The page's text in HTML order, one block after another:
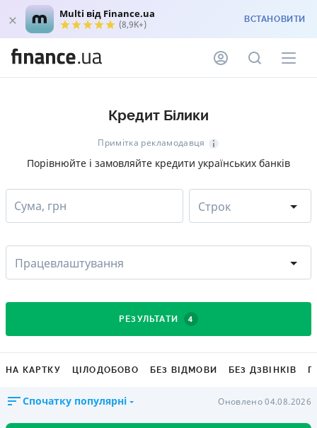
Multi від Finance.ua
(8,9K+) ВСТАНОВИТИ
Кредит Білики
Примітка рекламодавця
Порівнюйте і замовляйте кредити українських банків
Сума, грн Строк
Працевлаштування
РЕЗУЛЬТАТИ 4
НА КАРТКУ ЦІЛОДОБОВО БЕЗ ВІДМОВИ БЕЗ ДЗВІНКІВ
Спочатку популярні Оновлено 04.08.2026